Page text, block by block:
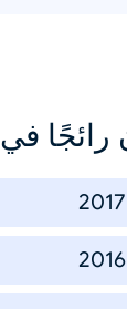
في
2017
2016